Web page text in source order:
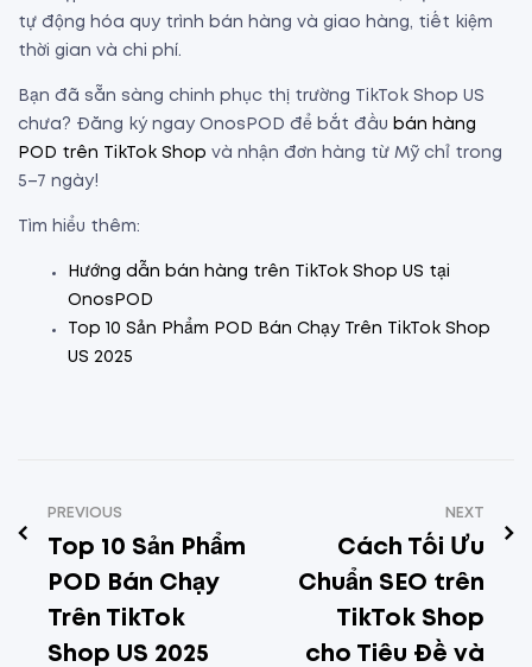
tự động hóa quy trình bán hàng và giao hàng, tiết kiệm
thời gian và chi phí.
Bạn đã sẵn sàng chinh phục thị trường TikTok Shop US
chưa? Đăng ký ngay OnosPOD để bắt đầu bán hàng
POD trên TikTok Shop và nhận đơn hàng từ Mỹ chỉ trong
5–7 ngày!
Tìm hiểu thêm:
Hướng dẫn bán hàng trên TikTok Shop US tại
OnosPOD
Top 10 Sản Phẩm POD Bán Chạy Trên TikTok Shop
US 2025
PREVIOUS
Top 10 Sản Phẩm
POD Bán Chạy
Trên TikTok
Shop US 2025
NEXT
Cách Tối Ưu
Chuẩn SEO trên
TikTok Shop
cho Tiêu Đề và